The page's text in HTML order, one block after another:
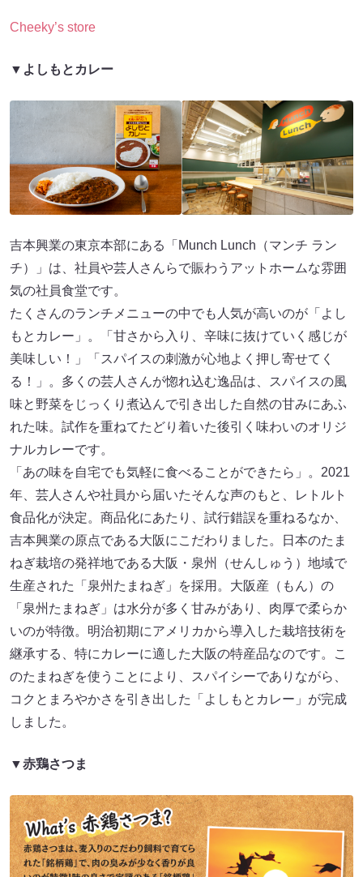
Cheeky’s store
▼よしもとカレー
吉本興業の東京本部にある「Munch Lunch（マンチ ラン
チ）」は、社員や芸人さんらで賑わうアットホームな雰囲
気の社員食堂です。
たくさんのランチメニューの中でも人気が高いのが「よし
もとカレー」。「甘さから入り、辛味に抜けていく感じが
美味しい！」「スパイスの刺激が心地よく押し寄せてく
る！」。多くの芸人さんが惚れ込む逸品は、スパイスの風
味と野菜をじっくり煮込んで引き出した自然の甘みにあふ
れた味。試作を重ねてたどり着いた後引く味わいのオリジ
ナルカレーです。
「あの味を自宅でも気軽に食べることができたら」。2021
年、芸人さんや社員から届いたそんな声のもと、レトルト
食品化が決定。商品化にあたり、試行錯誤を重ねるなか、
吉本興業の原点である大阪にこだわりました。日本のたま
ねぎ栽培の発祥地である大阪・泉州（せんしゅう）地域で
生産された「泉州たまねぎ」を採用。大阪産（もん）の
「泉州たまねぎ」は水分が多く甘みがあり、肉厚で柔らか
いのが特徴。明治初期にアメリカから導入した栽培技術を
継承する、特にカレーに適した大阪の特産品なのです。こ
のたまねぎを使うことにより、スパイシーでありながら、
コクとまろやかさを引き出した「よしもとカレー」が完成
しました。
▼赤鶏さつま